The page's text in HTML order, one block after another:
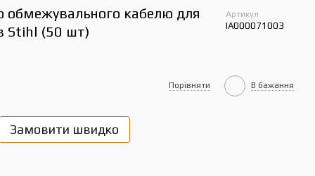
обмежувального кабелю для
Stihl (50 шт)
Артикул
IA000071003
Порівняти В бажання
Замовити швидко